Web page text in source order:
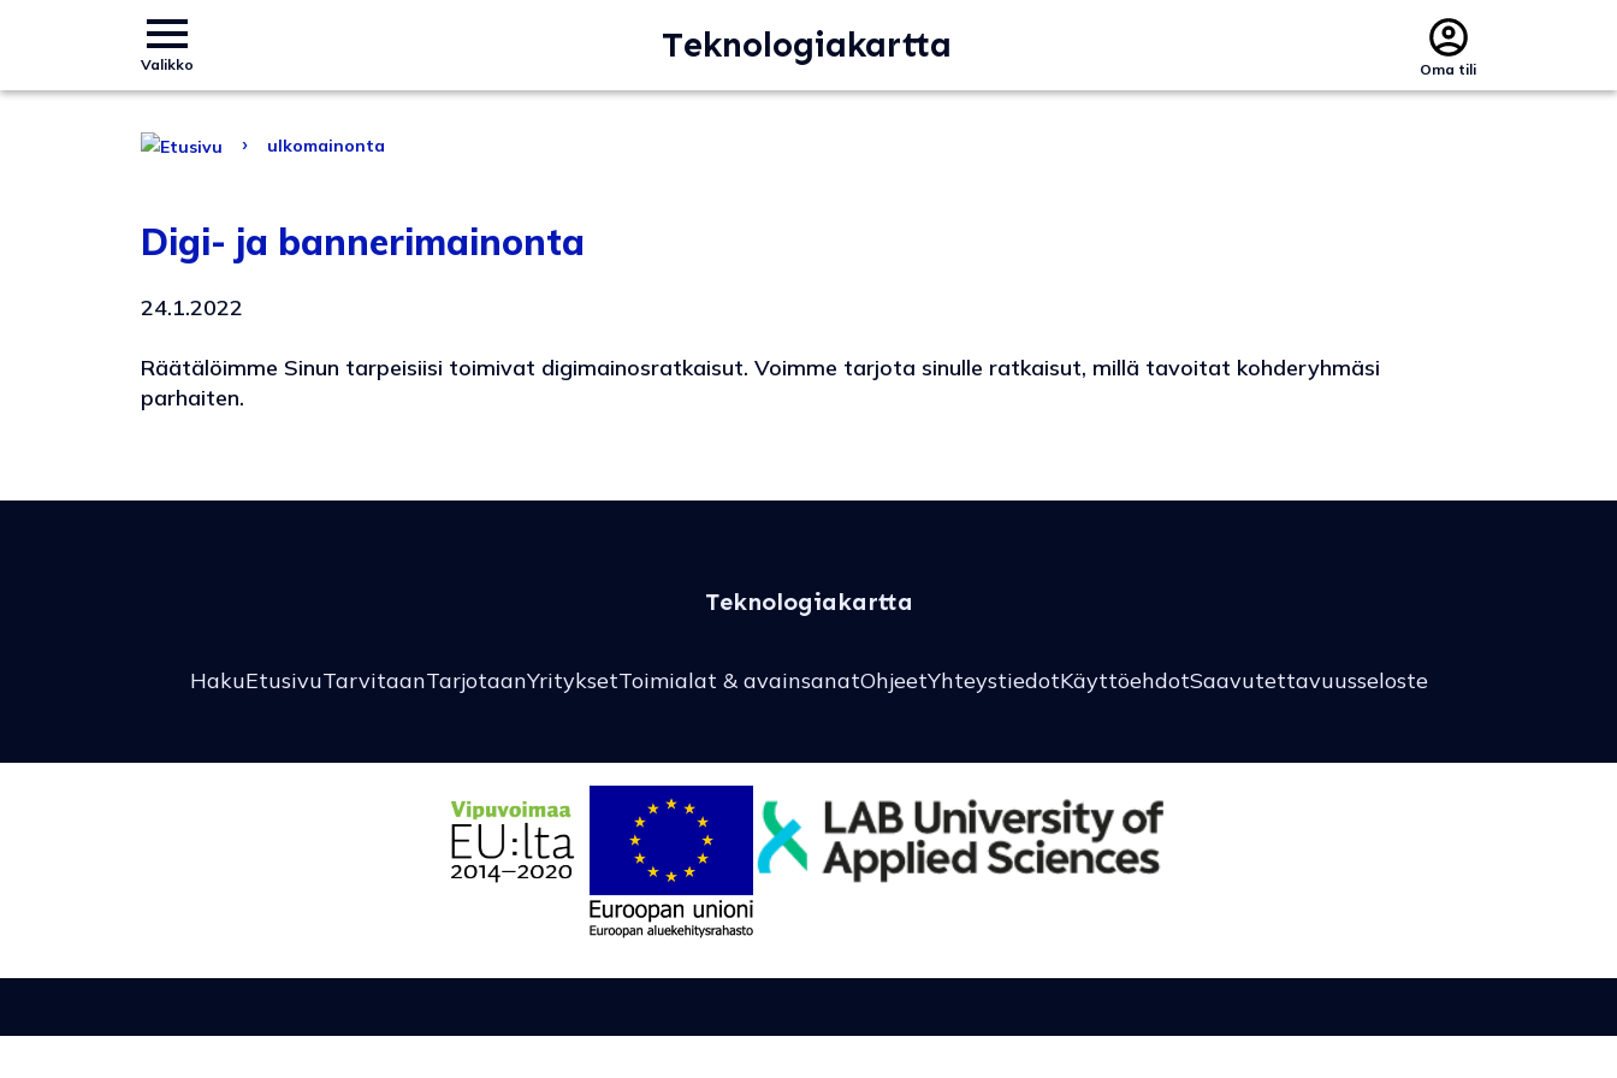
Valikko Teknologiakartta
Oma tili
› ulkomainonta
Digi- ja bannerimainonta
24.1.2022
Räätälöimme Sinun tarpeisiisi toimivat digimainosratkaisut. Voimme tarjota sinulle ratkaisut, millä tavoitat kohderyhmäsi
parhaiten.
Teknologiakartta
HakuEtusivuTarvitaanTarjotaanYrityksetToimialat & avainsanatOhjeetYhteystiedotKäyttöehdotSaavutettavuusseloste